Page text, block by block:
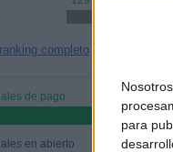
para
completo
de pago
en abierto